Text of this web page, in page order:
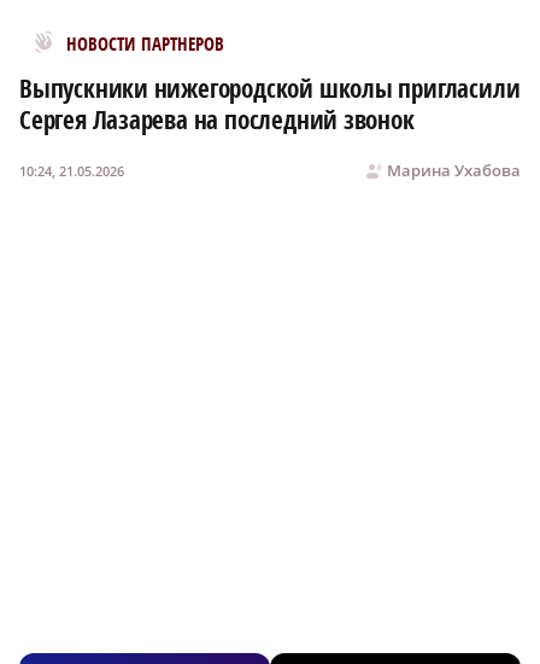
НОВОСТИ ПАРТНЕРОВ
Новости МирТесен
Выпускники нижегородской школы пригласили
Сергея Лазарева на последний звонок
Марина Ухабова
10:24, 21.05.2026